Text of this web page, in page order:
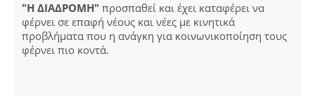
"Η ΔΙΑΔΡΟΜΗ" προσπαθεί και έχει καταφέρει να
φέρνει σε επαφή νέους και νέες με κινητικά
προβλήματα που η ανάγκη για κοινωνικοποίηση τους
φέρνει πιο κοντά.